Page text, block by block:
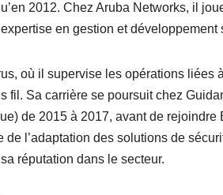
2012. Chez Aruba Networks, il
en gestion et développement
où il supervise les opérations liées
fil. Sa carrière se poursuit chez
de 2015 à 2017, avant de rejoindre
l’adaptation des solutions de
réputation dans le secteur.